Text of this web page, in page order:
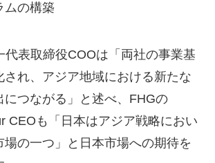
ムの構築
代表取締役COOは「両社の事業基
され、アジア地域における新たな
につながる」と述べ、FHGの
CEOも「日本はアジア戦略におい
場の一つ」と日本市場への期待を